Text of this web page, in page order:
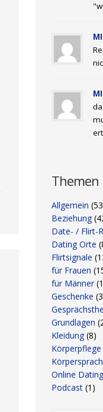
Themen
Allgemein
Beziehung
Date- / Flirt-
Dating Orte
Flirtsignale
für Frauen
für Männer
Geschenke
Grundlagen
Kleidung(8)
Körperpflege
Online Dating
Podcast(1)